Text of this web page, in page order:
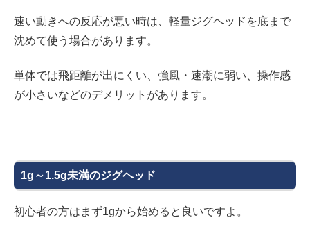
速い動きへの反応が悪い時は、軽量ジグヘッドを底まで
沈めて使う場合があります。
単体では飛距離が出にくい、強風・速潮に弱い、操作感
が小さいなどのデメリットがあります。
1g～1.5g未満のジグヘッド
初心者の方はまず1gから始めると良いですよ。